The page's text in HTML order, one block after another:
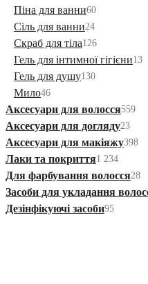
Піна для ванни60
Сіль для ванни24
Скраб для тіла126
Гель для інтимної гігієни13
Гель для душу130
Мило46
Аксесуари для волосся559
Аксесуари для догляду23
Аксесуари для макіяжу398
Лаки та покриття1 234
Для фарбування волосся28
Засоби для укладання
Дезінфікуючі засоби95